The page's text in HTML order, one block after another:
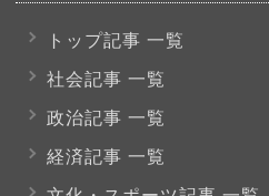
トップ記事 一覧
社会記事 一覧
政治記事 一覧
経済記事 一覧